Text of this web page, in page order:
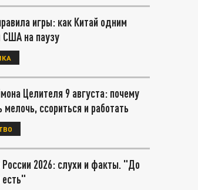
игры: как Китай одним
США на паузу
Целителя 9 августа: почему
мелочь, ссориться и работать
России 2026: слухи и факты. "До